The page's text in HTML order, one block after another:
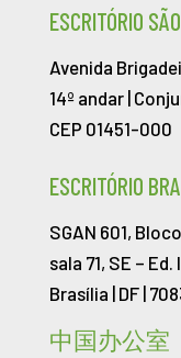
ESCRITÓRIO
Avenida
14º andar |
CEP 01451-000
ESCRITÓRIO
SGAN 601,
sala 71, SE – Ed.
Brasília | DF |
中国办公室